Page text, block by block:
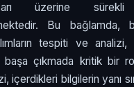
üzerine
Bu bağlamda,
tespiti ve
çıkmada kritik bir
içerdikleri bilgilerin yanı